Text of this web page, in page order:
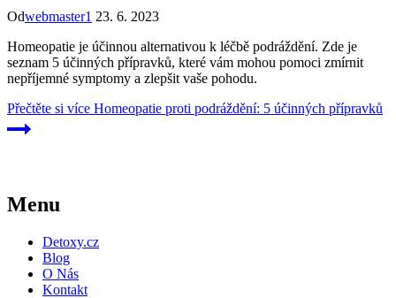
Odwebmaster1 23. 6. 2023
Homeopatie je účinnou alternativou k léčbě podráždění. Zde je
seznam 5 účinných přípravků, které vám mohou pomoci zmírnit
nepříjemné symptomy a zlepšit vaše pohodu.
Přečtěte si více Homeopatie proti podráždění: 5 účinných přípravků
Menu
Detoxy.cz
Blog
O Nás
Kontakt